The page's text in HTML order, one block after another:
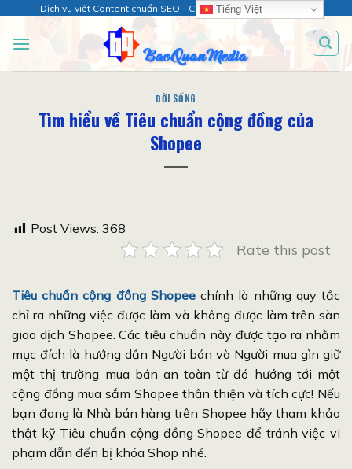
Chuyển
nội
dung
Dịch vụ viết Content chuẩn SEO - Chăm sóc web chuyên sâu!
ĐỜI SỐNG
Tìm hiểu về Tiêu chuẩn cộng đồng của
Shopee
Post Views: 368
Rate this post
Tiêu chuẩn cộng đồng Shopeechính là những quy tắc
chỉ ra những việc được làm và không được làm trên sàn
giao dịch Shopee. Các tiêu chuẩn này được tạo ra nhằm
mục đích là hướng dẫn Người bán và Người mua gìn giữ
một thị trường mua bán an toàn từ đó hướng tới một
cộng đồng mua sắm Shopee thân thiện và tích cực! Nếu
bạn đang là Nhà bán hàng trên Shopee hãy tham khảo
thật kỹ Tiêu chuẩn cộng đồng Shopee để tránh việc vi
phạm dẫn đến bị khóa Shop nhé.
Tiếng Việt